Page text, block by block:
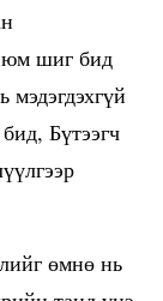
юм шиг бид
мэдэгдэхгүй
Бүтээгч
өмнө нь